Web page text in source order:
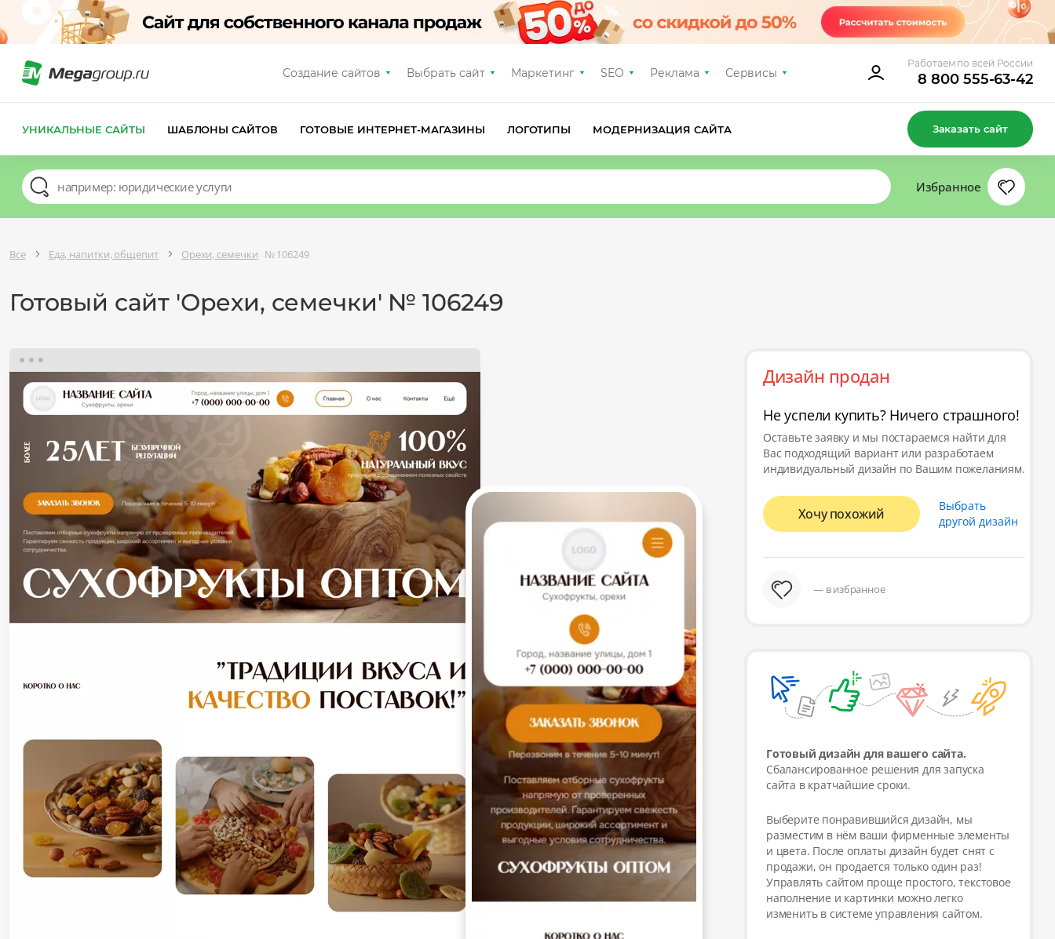
Создание сайтов Выбрать сайт Маркетинг SEO Реклама Сервисы
Работаем по всей России
8 800 555-63-42
УНИКАЛЬНЫЕ САЙТЫ ШАБЛОНЫ САЙТОВ ГОТОВЫЕ ИНТЕРНЕТ-МАГАЗИНЫ ЛОГОТИПЫ МОДЕРНИЗАЦИЯ САЙТА Заказать сайт
Избранное
Все Еда, напитки, общепит Орехи, семечки № 106249
Готовый сайт 'Орехи, семечки' № 106249
Дизайн продан
Не успели купить? Ничего страшного!
Оставьте заявку и мы постараемся найти для
Вас подходящий вариант или разработаем
индивидуальный дизайн по Вашим пожеланиям.
Хочу похожий
Выбрать
другой дизайн
— в избранное
Готовый дизайн для вашего сайта.
Сбалансированное решения для запуска
сайта в кратчайшие сроки.
Выберите понравившийся дизайн, мы
разместим в нём ваши фирменные элементы
и цвета. После оплаты дизайн будет снят с
продажи, он продается только один раз!
Управлять сайтом проще простого, текстовое
наполнение и картинки можно легко
изменить в системе управления сайтом.